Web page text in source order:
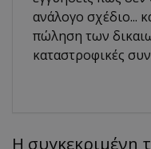
ανάλογο σχέδιο...
πώληση των
καταστροφικές
Η συγκεκριμένη